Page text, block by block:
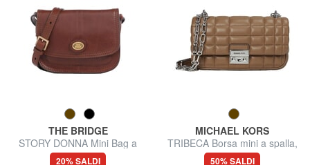
THE BRIDGE
STORY DONNA Mini Bag a
tracolla, in pelle
20% SALDI
MICHAEL KORS
TRIBECA Borsa mini a spalla,
in pelle
50% SALDI